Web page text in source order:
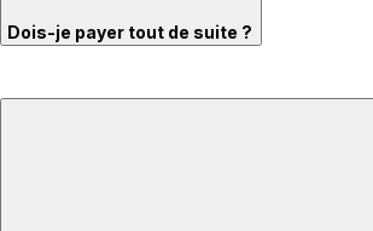
Dois-je payer tout de suite ?